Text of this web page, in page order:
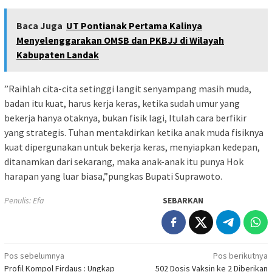
Baca Juga UT Pontianak Pertama Kalinya
Menyelenggarakan OMSB dan PKBJJ di Wilayah
Kabupaten Landak
”Raihlah cita-cita setinggi langit senyampang masih muda,
badan itu kuat, harus kerja keras, ketika sudah umur yang
bekerja hanya otaknya, bukan fisik lagi, Itulah cara berfikir
yang strategis. Tuhan mentakdirkan ketika anak muda fisiknya
kuat dipergunakan untuk bekerja keras, menyiapkan kedepan,
ditanamkan dari sekarang, maka anak-anak itu punya Hok
harapan yang luar biasa,”pungkas Bupati Suprawoto.
Penulis: Efa SEBARKAN
Navigasi
Pos sebelumnya
Profil Kompol Firdaus : Ungkap
Pos berikutnya
502 Dosis Vaksin ke 2 Diberikan